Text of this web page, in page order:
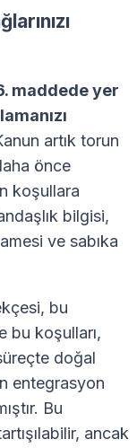
maddede yer
artık torun
önce
koşullara
bilgisi,
ve sabıka
bu
bu koşulları,
doğal
entegrasyon
Bu
ancak